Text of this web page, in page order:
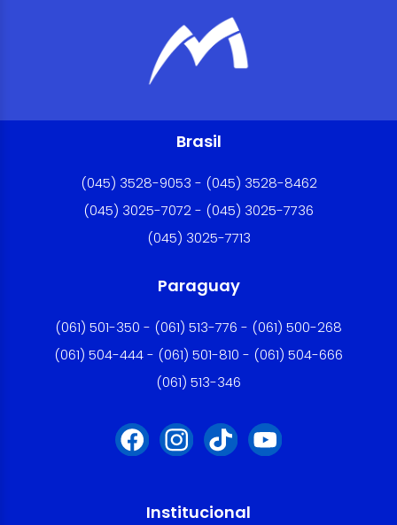
Brasil
(045) 3528-9053 - (045) 3528-8462
(045) 3025-7072 - (045) 3025-7736
(045) 3025-7713
Paraguay
(061) 501-350 - (061) 513-776 - (061) 500-268
(061) 504-444 - (061) 501-810 - (061) 504-666
(061) 513-346
Institucional